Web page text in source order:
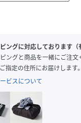
。
い厚みによる安心感
らかな着心地は、袖
します。
ングに対応しております（
ングと商品を一緒にご注文
指定の住所にお届けします。
ビスについて